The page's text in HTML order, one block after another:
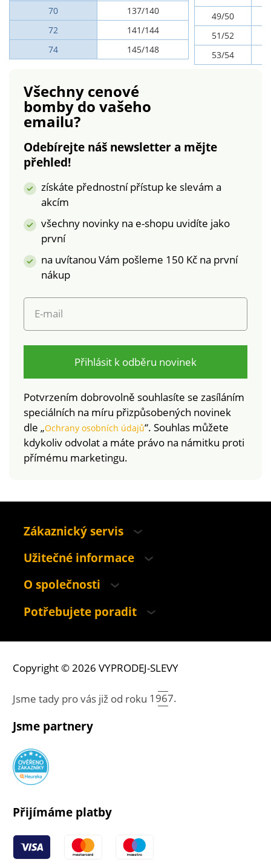
70
137/140
72
141/144
74
145/148
49/50
51/52
53/54
Všechny cenové
bombydo vašeho
emailu?
Odebírejte náš newsletter a mějte
přehled!
získáte přednostní přístup ke slevám a
akcím
všechny novinky na e-shopu uvidíte jako
první
na uvítanou Vám pošleme 150 Kč na první
nákup
E-mail
Přihlásit k odběru novinek
Potvrzením dobrovolně souhlasíte se zasíláním
speciálních na míru přizpůsobených novinek
dle „Ochrany osobních údajů“. Souhlas můžete
kdykoliv odvolat a máte právo na námitku proti
přímému marketingu.
Zákaznický servis
Užitečné informace
O společnosti
Potřebujete poradit
Copyright © 2026 VYPRODEJ-SLEVY
Jsme tady pro vás již od roku 1967.
Jsme partnery
Přijímáme platby